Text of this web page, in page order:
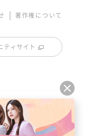
|著作権について
ティサイト